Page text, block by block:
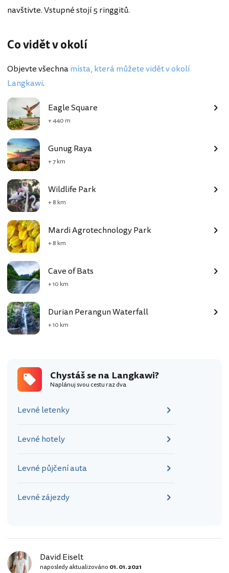
navštivte. Vstupné stojí 5 ringgitů.
Co vidět v okolí
Objevte všechnamísta, která můžete vidět v okolí
Langkawi.
Eagle Square
+ 440 m
Gunug Raya
+ 7 km
Wildlife Park
+ 8 km
Mardi Agrotechnology Park
+ 8 km
Cave of Bats
+ 10 km
Durian Perangun Waterfall
+ 10 km
Chystáš se na Langkawi?
Naplánuj svou cestu raz dva
Levné letenky
Levné hotely
Levné půjčení auta
Levné zájezdy
David Eiselt
naposledy aktualizováno 01. 01. 2021